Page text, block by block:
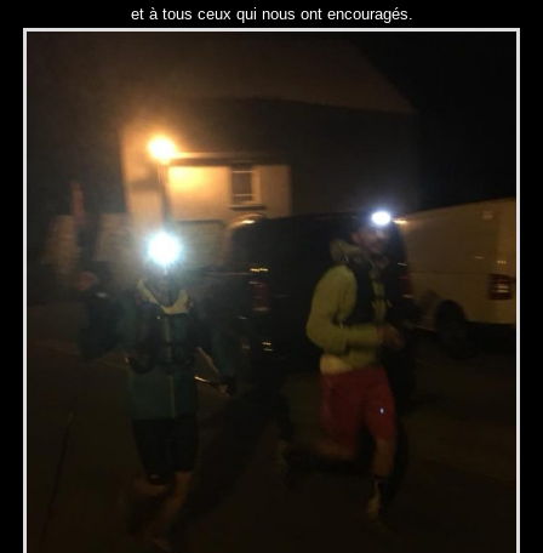
et à tous ceux qui nous ont encouragés.